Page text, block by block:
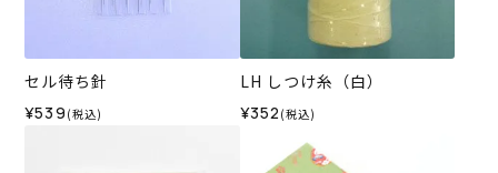
セル待ち針
¥539 (税込)
LH しつけ糸（白）
¥352 (税込)